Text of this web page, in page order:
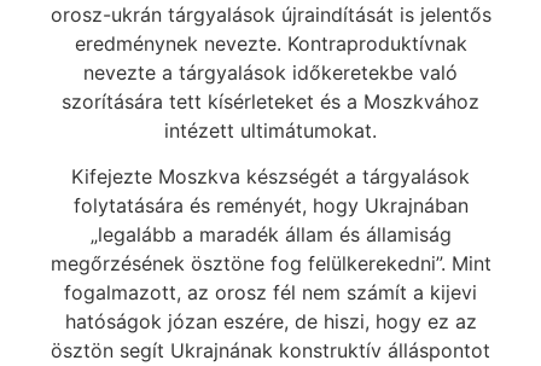
orosz-ukrán tárgyalások újraindítását is jelentős
eredménynek nevezte. Kontraproduktívnak
nevezte a tárgyalások időkeretekbe való
szorítására tett kísérleteket és a Moszkvához
intézett ultimátumokat.
Kifejezte Moszkva készségét a tárgyalások
folytatására és reményét, hogy Ukrajnában
„legalább a maradék állam és államiság
megőrzésének ösztöne fog felülkerekedni”. Mint
fogalmazott, az orosz fél nem számít a kijevi
hatóságok józan eszére, de hiszi, hogy ez az
ösztön segít Ukrajnának konstruktív álláspontot